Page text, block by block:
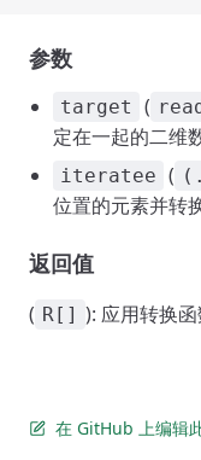
参数
target (
定在一起的二维
iteratee (
位置的元素并转
返回值
( R[] ): 应用转换函
在 GitHub 上编辑